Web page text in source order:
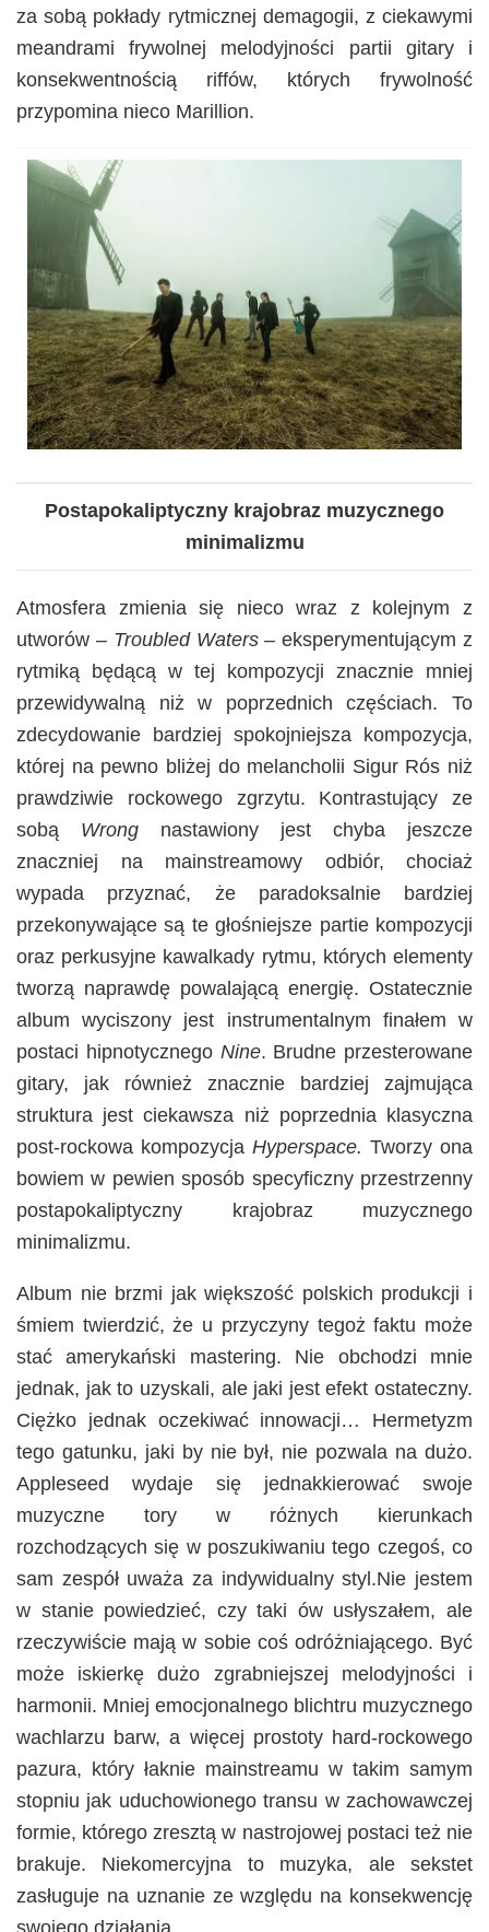
za sobą pokłady rytmicznej demagogii, z ciekawymi
meandrami frywolnej melodyjności partii gitary i
konsekwentnością riffów, których frywolność
przypomina nieco Marillion.
Postapokaliptyczny krajobraz muzycznego
minimalizmu
Atmosfera zmienia się nieco wraz z kolejnym z
utworów –Troubled Waters – eksperymentującym z
rytmiką będącą w tej kompozycji znacznie mniej
przewidywalną niż w poprzednich częściach. To
zdecydowanie bardziej spokojniejsza kompozycja,
której na pewno bliżej do melancholii Sigur Rós niż
prawdziwie rockowego zgrzytu. Kontrastujący ze
sobą Wrong nastawiony jest chyba jeszcze
znaczniej na mainstreamowy odbiór, chociaż
wypada przyznać, że paradoksalnie bardziej
przekonywające są te głośniejsze partie kompozycji
oraz perkusyjne kawalkady rytmu, których elementy
tworzą naprawdę powalającą energię. Ostatecznie
album wyciszony jest instrumentalnym finałem w
postaci hipnotycznego Nine. Brudne przesterowane
gitary, jak również znacznie bardziej zajmująca
struktura jest ciekawsza niż poprzednia klasyczna
post-rockowa kompozycja Hyperspace. Tworzy ona
bowiem w pewien sposób specyficzny przestrzenny
postapokaliptyczny krajobraz muzycznego
minimalizmu.
Album nie brzmi jak większość polskich produkcji i
śmiem twierdzić, że u przyczyny tegoż faktu może
stać amerykański mastering. Nie obchodzi mnie
jednak, jak to uzyskali, ale jaki jest efekt ostateczny.
Ciężko jednak oczekiwać innowacji… Hermetyzm
tego gatunku, jaki by nie był, nie pozwala na dużo.
Appleseed wydaje się jednakkierować swoje
muzyczne tory w różnych kierunkach
rozchodzących się w poszukiwaniu tego czegoś, co
sam zespół uważa za indywidualny styl.Nie jestem
w stanie powiedzieć, czy taki ów usłyszałem, ale
rzeczywiście mają w sobie coś odróżniającego. Być
może iskierkę dużo zgrabniejszej melodyjności i
harmonii. Mniej emocjonalnego blichtru muzycznego
wachlarzu barw, a więcej prostoty hard-rockowego
pazura, który łaknie mainstreamu w takim samym
stopniu jak uduchowionego transu w zachowawczej
formie, którego zresztą w nastrojowej postaci też nie
brakuje. Niekomercyjna to muzyka, ale sekstet
zasługuje na uznanie ze względu na konsekwencję